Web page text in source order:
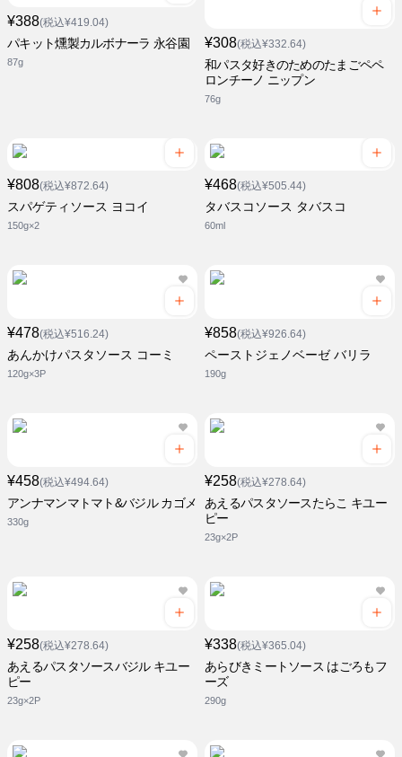
¥388(税込¥419.04)
パキット燻製カルボナーラ 永谷園
87g
¥308(税込¥332.64)
和パスタ好きのためのたまごペペ
ロンチーノ ニップン
76g
¥808(税込¥872.64)
スパゲティソース ヨコイ
150g×2
¥468(税込¥505.44)
タバスコソース タバスコ
60ml
¥478(税込¥516.24)
あんかけパスタソース コーミ
120g×3P
¥858(税込¥926.64)
ペーストジェノベーゼ バリラ
190g
¥458(税込¥494.64)
アンナマンマトマト&バジル カゴメ
330g
¥258(税込¥278.64)
あえるパスタソースたらこ キユー
ピー
23g×2P
¥258(税込¥278.64)
あえるパスタソースバジル キユー
ピー
23g×2P
¥338(税込¥365.04)
あらびきミートソース はごろもフ
ーズ
290g